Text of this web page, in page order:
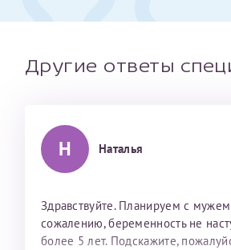
Александра
Другие ответы
Н Наталья
Здравствуйте. Планируем с
сожалению, беременность не
более 5 лет. Подскажите,